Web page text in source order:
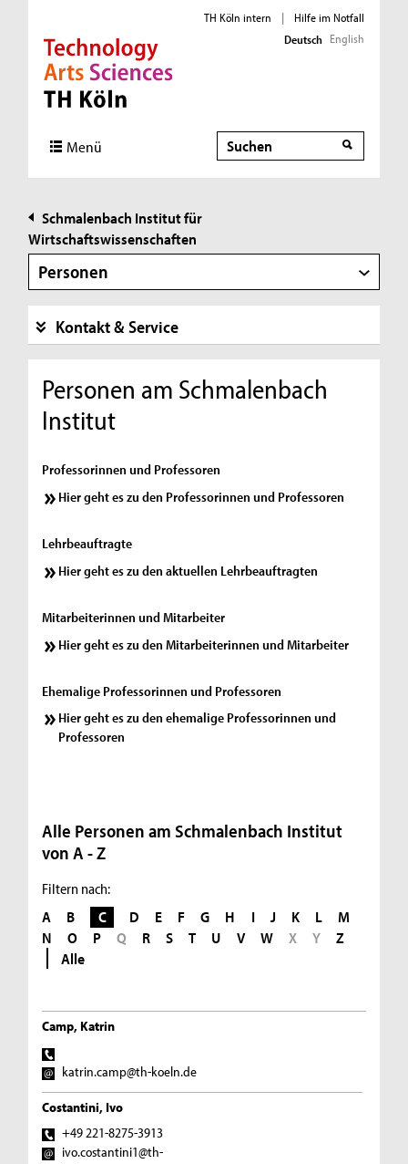
Direkt zur Hauptnavigation
Direkt zur Subnavigation
Direkt zum Inhalt
Direkt zum Fußbereich
TH Köln intern |
Hilfe im Notfall
Deutsch English
Menü Suche
Suche
Schmalenbach Institut für
Wirtschaftswissenschaften
Personen
Kontakt & Service
Personen am Schmalenbach
Institut
Professorinnen und Professoren
Hier geht es zu den Professorinnen und Professoren
Lehrbeauftragte
Hier geht es zu den aktuellen Lehrbeauftragten
Mitarbeiterinnen und Mitarbeiter
Hier geht es zu den Mitarbeiterinnen und Mitarbeiter
Ehemalige Professorinnen und Professoren
Hier geht es zu den ehemalige Professorinnen und
Professoren
Alle Personen am Schmalenbach Institut
von A - Z
Filtern nach:
A B C D E F G H I J K L
M
N
O P Q R S T U V W X Y
Z
Alle
Camp, Katrin
katrin.camp@th-koeln.de
Costantini, Ivo
+49 221-8275-3913
ivo.costantini1@th-